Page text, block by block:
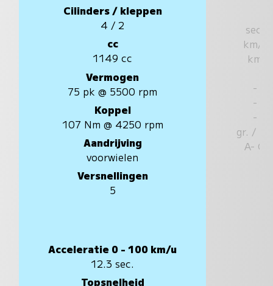
Cilinders / kleppen
4 / 2
cc
1149 cc
Vermogen
75 pk @ 5500 rpm
Koppel
107 Nm @ 4250 rpm
Aandrijving
voorwielen
Versnellingen
5
Acceleratie 0 - 100 km/u
12.3 sec.
Topsnelheid
sec.
km/u
km
-
-
-
gr. / km
A- G